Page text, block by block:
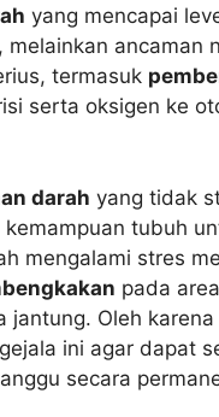
yang mencapai
ancaman
termasuk
serta oksigen ke
darah yang tidak
tubuh
mengalami stres
pada
Oleh
ini agar dapat
secara